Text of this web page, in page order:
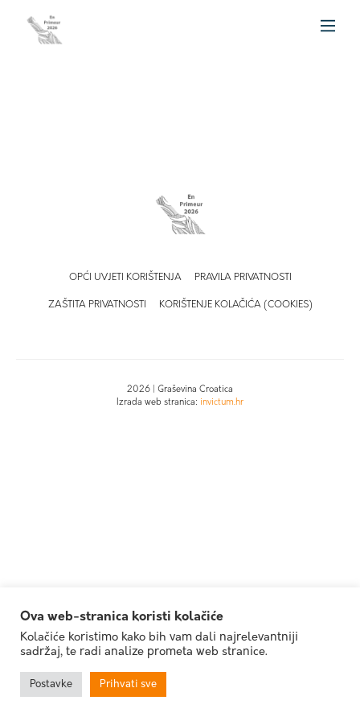
OPĆI UVJETI KORIŠTENJA PRAVILA PRIVATNOSTI
ZAŠTITA PRIVATNOSTI KORIŠTENJE KOLAČIĆA (COOKIES)
2026 | Graševina Croatica
Izrada web stranica: invictum.hr
Ova web-stranica koristi kolačiće
Kolačiće koristimo kako bih vam dali najrelevantniji
sadržaj, te radi analize prometa web stranice.
Postavke Prihvati sve